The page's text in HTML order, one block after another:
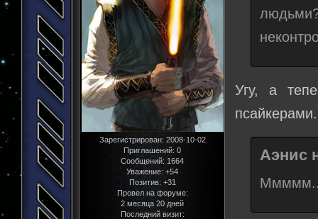
Зарегистрирован: 2008-10-02
Приглашений: 0
Сообщений: 1664
Уважение: +54
Позитив: +31
Провел на форуме:
2 месяца 20 дней
Последний визит:
Угу, а
Аэнис